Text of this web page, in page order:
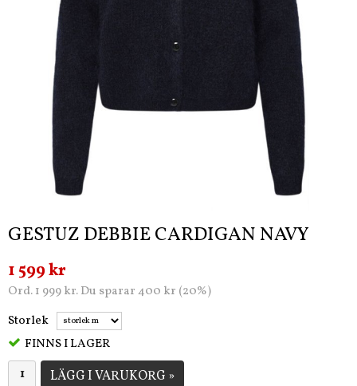
GESTUZ DEBBIE CARDIGAN NAVY
1 599 kr
Ord. 1 999 kr. Du sparar 400 kr (20%)
Storlek
FINNS I LAGER
LÄGG I VARUKORG »